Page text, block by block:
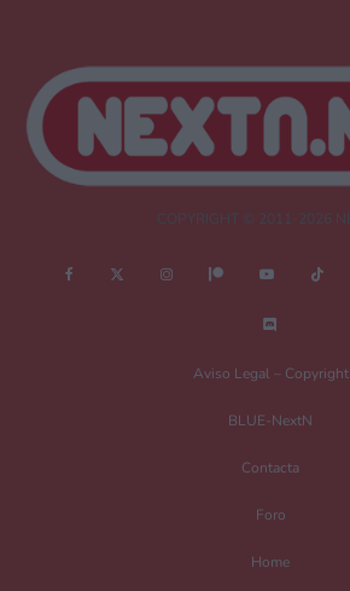
Aviso Legal – Copyright
BLUE-NextN
Contacta
Foro
Home